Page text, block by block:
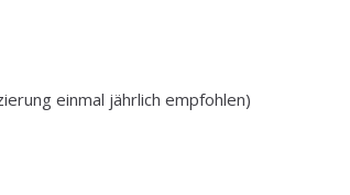
ein­mal jähr­lich empfohlen)